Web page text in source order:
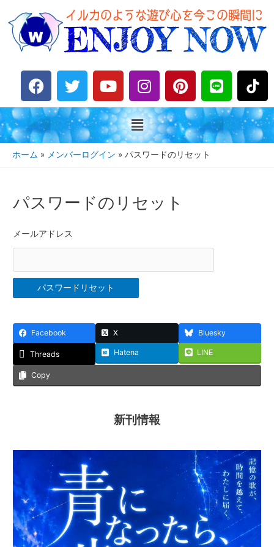
F
a
c
e
b
o
T
w
i
t
t
e
Y
o
u
t
u
b
I
n
s
t
a
g
m
P
i
n
t
e
r
L
i
n
e
ホーム メンバーログイン パスワードのリセット
パスワードのリセット
メールアドレス
Facebook X Bluesky
Threads Hatena LINE
Copy
新刊情報